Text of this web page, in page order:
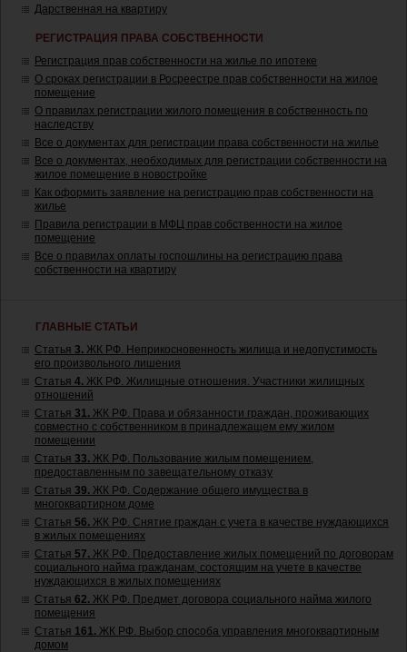
Дарственная на квартиру
РЕГИСТРАЦИЯ ПРАВА СОБСТВЕННОСТИ
Регистрация прав собственности на жилье по ипотеке
О сроках регистрации в Росреестре прав собственности на жилое
помещение
О правилах регистрации жилого помещения в собственность по
наследству
Все о документах для регистрации права собственности на жилье
Все о документах, необходимых для регистрации собственности на
жилое помещение в новостройке
Как оформить заявление на регистрацию прав собственности на
жилье
Правила регистрации в МФЦ прав собственности на жилое
помещение
Все о правилах оплаты госпошлины на регистрацию права
собственности на квартиру
ГЛАВНЫЕ СТАТЬИ
Статья 3. ЖК РФ. Неприкосновенность жилища и недопустимость
его произвольного лишения
Статья 4. ЖК РФ. Жилищные отношения. Участники жилищных
отношений
Статья 31. ЖК РФ. Права и обязанности граждан, проживающих
совместно с собственником в принадлежащем ему жилом
помещении
Статья 33. ЖК РФ. Пользование жилым помещением,
предоставленным по завещательному отказу
Статья 39. ЖК РФ. Содержание общего имущества в
многоквартирном доме
Статья 56. ЖК РФ. Снятие граждан с учета в качестве нуждающихся
в жилых помещениях
Статья 57. ЖК РФ. Предоставление жилых помещений по договорам
социального найма гражданам, состоящим на учете в качестве
нуждающихся в жилых помещениях
Статья 62. ЖК РФ. Предмет договора социального найма жилого
помещения
Статья 161. ЖК РФ. Выбор способа управления многоквартирным
домом